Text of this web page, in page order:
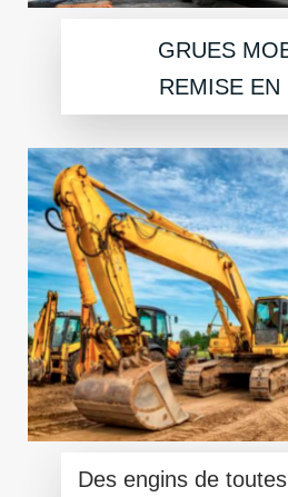
GRUES
REMISE EN
Des engins de